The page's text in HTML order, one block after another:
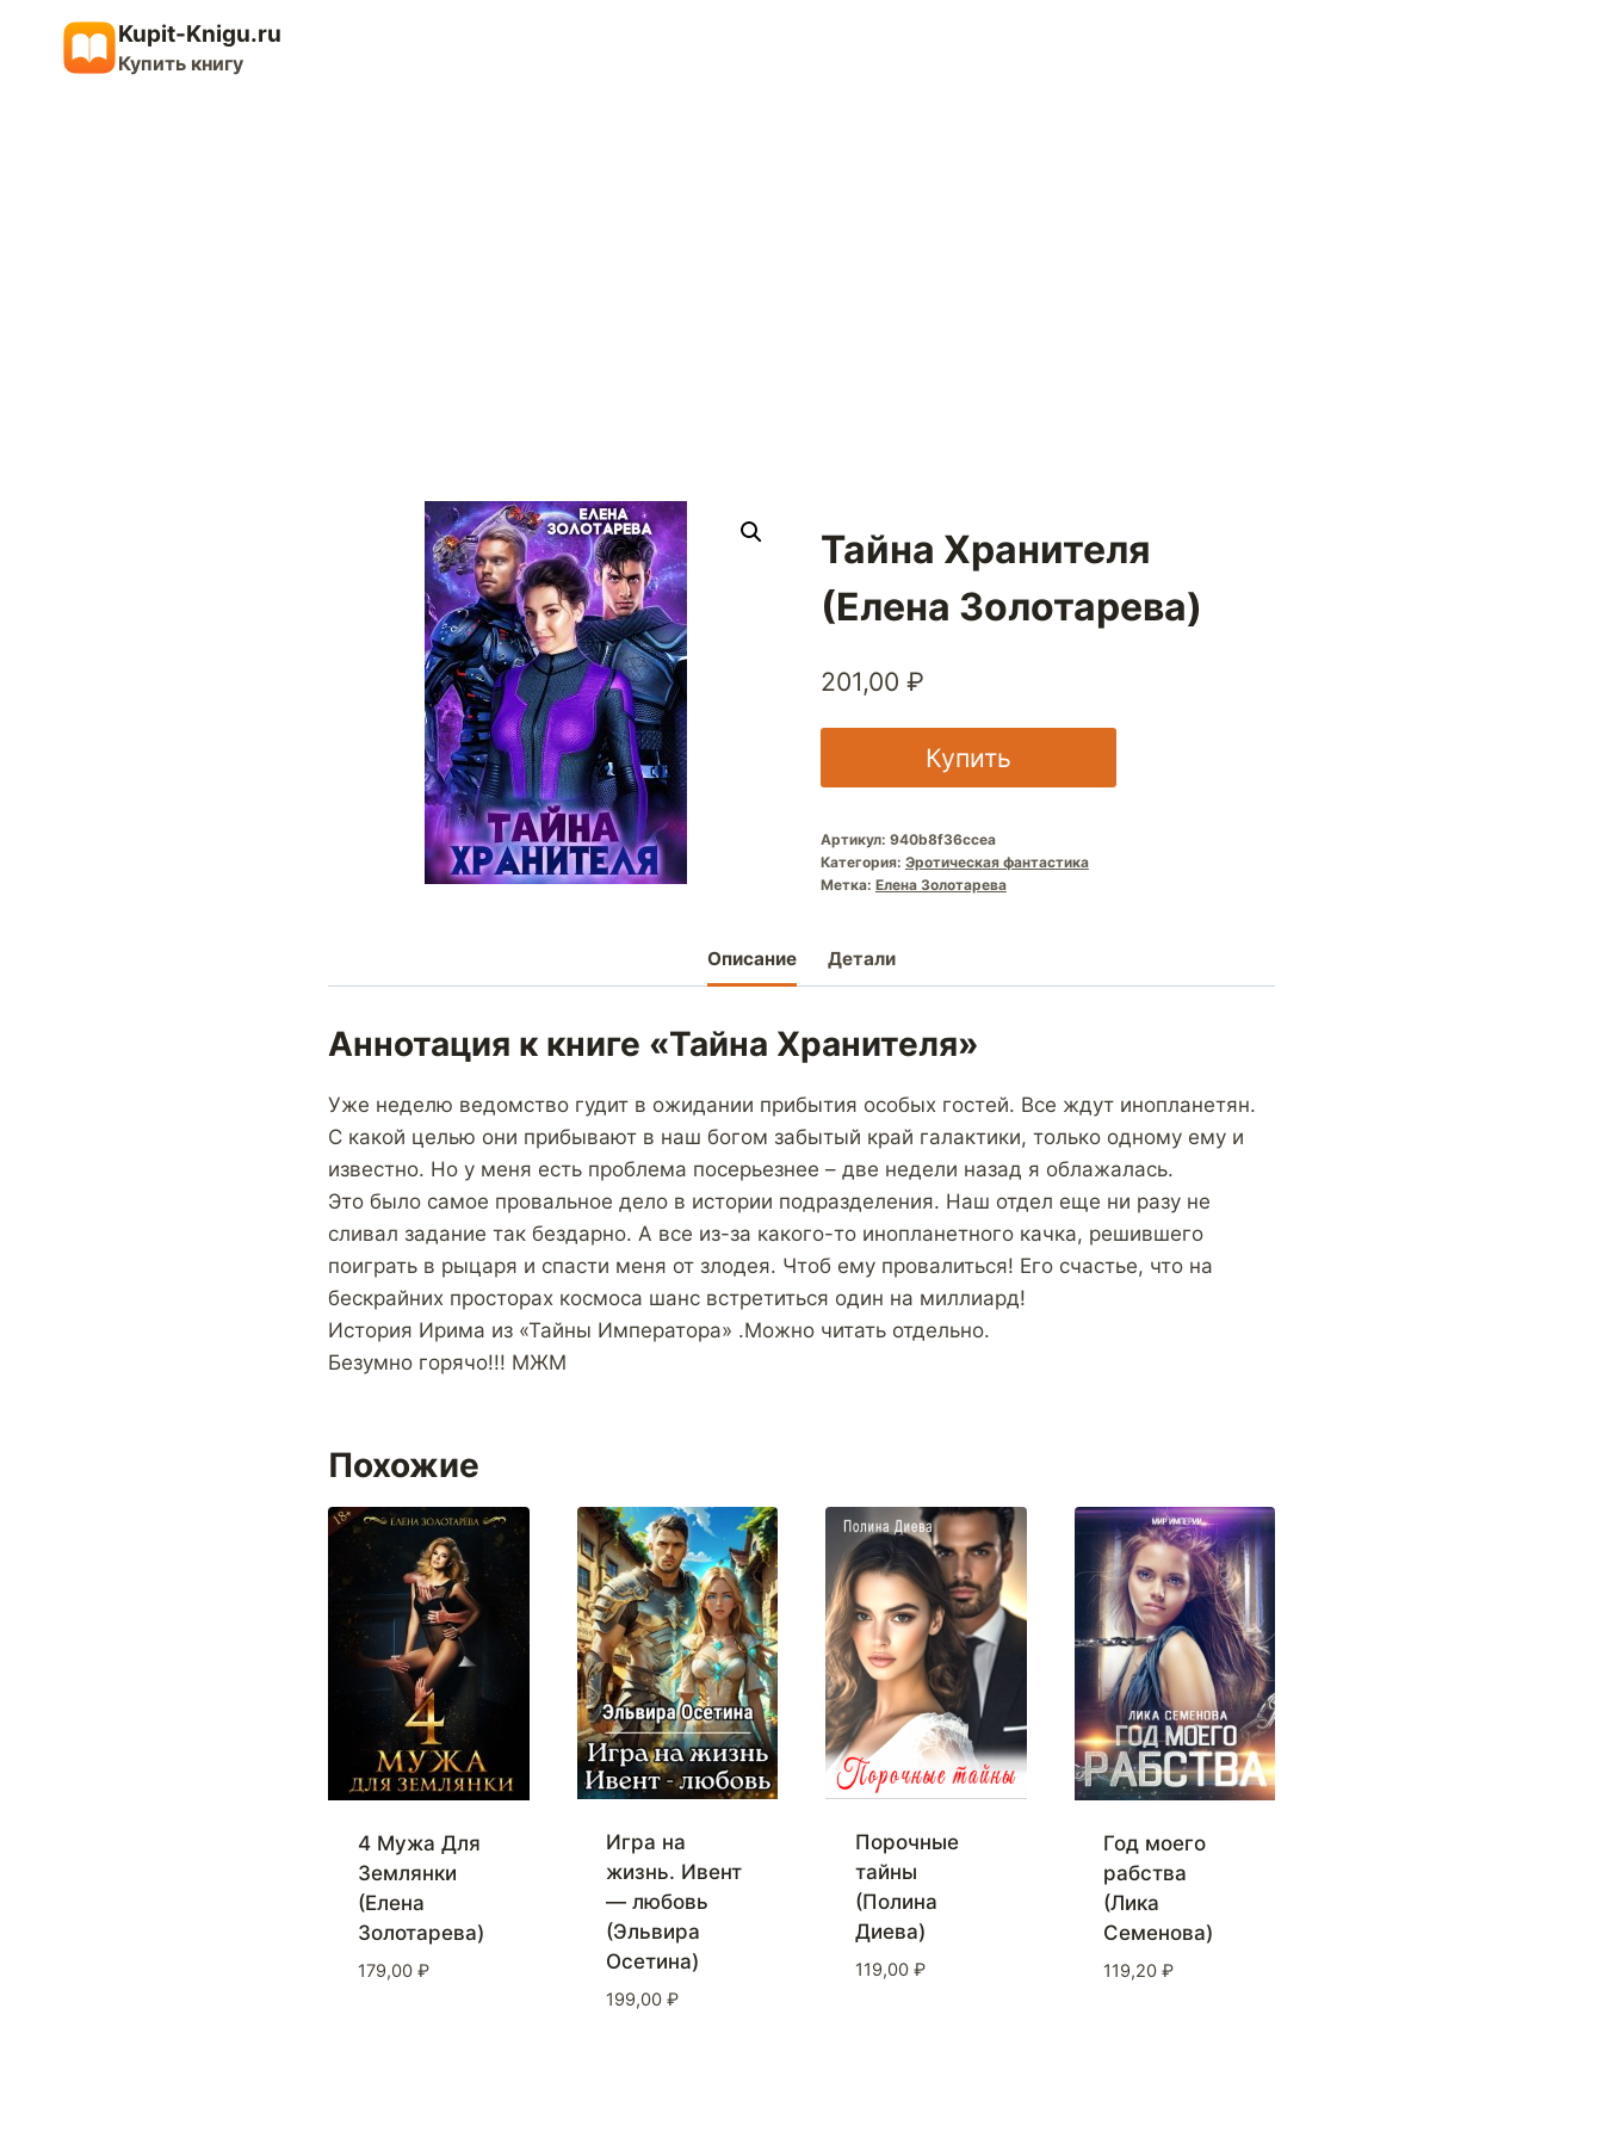
содержимому
Kupit-Knigu.ru
Купить книгу
Тайна Хранителя
(Елена Золотарева)
201,00 ₽
Купить
Артикул: 940b8f36ccea
Категория: Эротическая фантастика
Метка: Елена Золотарева
Описание Детали
Аннотация к книге «Тайна Хранителя»
Уже неделю ведомство гудит в ожидании прибытия особых гостей. Все ждут инопланетян.
С какой целью они прибывают в наш богом забытый край галактики, только одному ему и
известно. Но у меня есть проблема посерьезнее – две недели назад я облажалась.
Это было самое провальное дело в истории подразделения. Наш отдел еще ни разу не
сливал задание так бездарно. А все из-за какого-то инопланетного качка, решившего
поиграть в рыцаря и спасти меня от злодея. Чтоб ему провалиться! Его счастье, что на
бескрайних просторах космоса шанс встретиться один на миллиард!
История Ирима из «Тайны Императора» .Можно читать отдельно.
Безумно горячо!!! МЖМ
Похожие
4 Мужа Для
Землянки
(Елена
Золотарева)
179,00 ₽
Игра на
жизнь. Ивент
— любовь
(Эльвира
Осетина)
199,00 ₽
Порочные
тайны
(Полина
Диева)
119,00 ₽
Год моего
рабства
(Лика
Семенова)
119,20 ₽